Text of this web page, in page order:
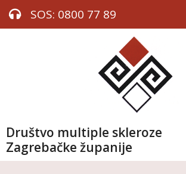
SOS: 0800 77 89
Društvo multiple skleroze
Zagrebačke županije